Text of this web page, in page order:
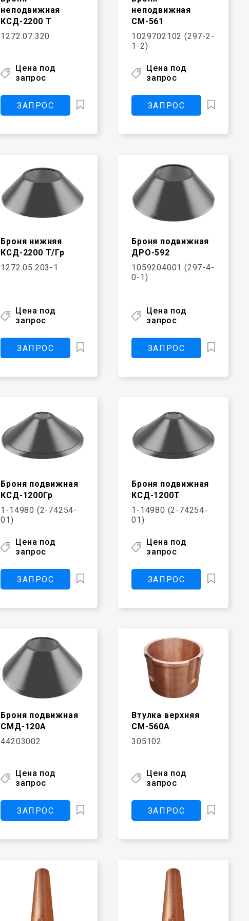
неподвижная
КСД-2200 Т
1272.07.320
Цена под
запрос
ЗАПРОС
неподвижная
СМ-561
1029702102 (297-2-
1-2)
Цена под
запрос
ЗАПРОС
Броня нижняя
КСД-2200 Т/Гр
1272.05.203-1
Цена под
запрос
ЗАПРОС
Броня подвижная
ДРО-592
1059204001 (297-4-
0-1)
Цена под
запрос
ЗАПРОС
Броня подвижная
КСД-1200Гр
1-14980 (2-74254-
01)
Цена под
запрос
ЗАПРОС
Броня подвижная
КСД-1200Т
1-14980 (2-74254-
01)
Цена под
запрос
ЗАПРОС
Броня подвижная
СМД-120А
44203002
Цена под
запрос
ЗАПРОС
Втулка верхняя
СМ-560А
305102
Цена под
запрос
ЗАПРОС